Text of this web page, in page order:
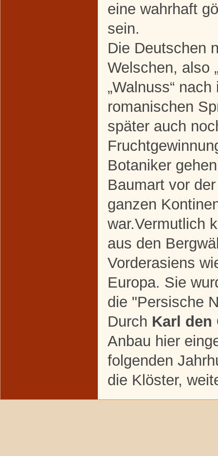
eine wahrhaft
sein.
Die Deutschen
Welschen, also
„Walnuss“
romanischen
später auch
Botaniker
Baumart vor
ganzen
war.Vermutlich
aus den
Vorderasiens
Europa. Sie
die "Persische
Durch Karl den
Anbau hier
folgenden
die Klöster,